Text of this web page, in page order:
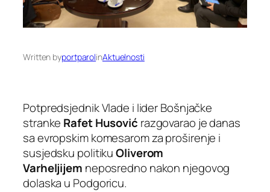
Written byportparolinAktuelnosti
Potpredsjednik Vlade i lider Bošnjačke
stranke Rafet Husović razgovarao je danas
sa evropskim komesarom za proširenje i
susjedsku politikuOliverom
Varheljijem neposredno nakon njegovog
dolaska u Podgoricu.